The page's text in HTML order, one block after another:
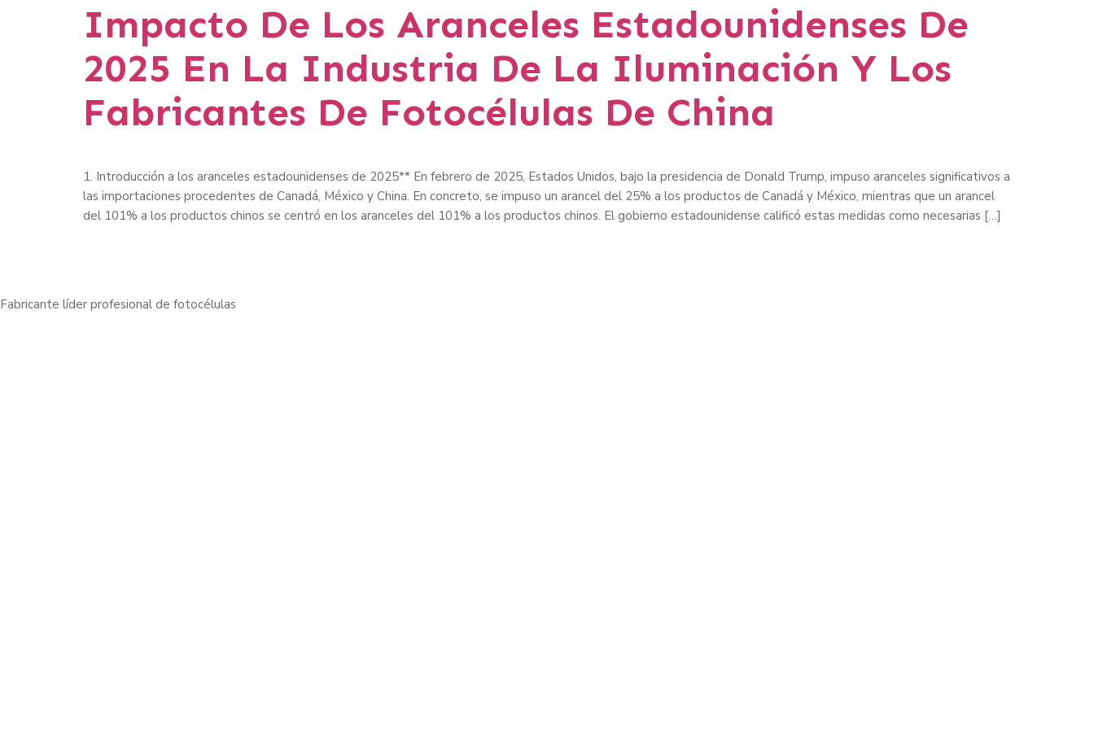
Impacto De Los Aranceles Estadounidenses De
2025 En La Industria De La Iluminación Y Los
Fabricantes De Fotocélulas De China
1. Introducción a los aranceles estadounidenses de 2025** En febrero de 2025, Estados Unidos, bajo la presidencia de Donald Trump, impuso aranceles significativos a
las importaciones procedentes de Canadá, México y China. En concreto, se impuso un arancel del 25% a los productos de Canadá y México, mientras que un arancel
del 101% a los productos chinos se centró en los aranceles del 101% a los productos chinos. El gobierno estadounidense calificó estas medidas como necesarias […]
Fabricante líder profesional de fotocélulas